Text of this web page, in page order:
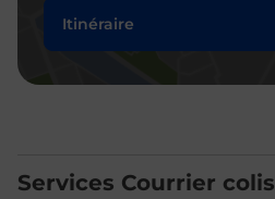
Itinéraire
Services Courrier colis